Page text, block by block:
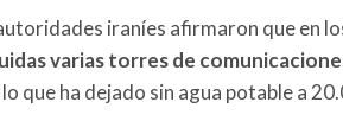
iraníes afirmaron que en
varias torres de
lo que ha dejado sin agua potable a